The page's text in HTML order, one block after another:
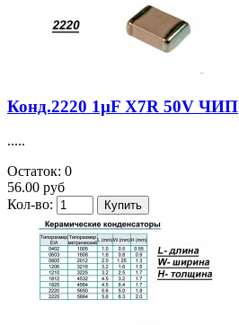
Конд.2220 1µF X7R 50V ЧИП
.....
Остаток: 0
56.00 руб
Кол-во: